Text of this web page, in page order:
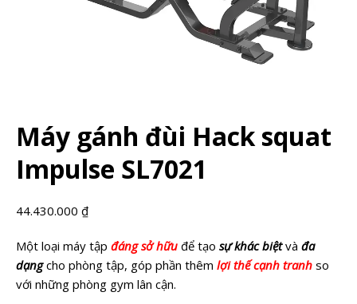
Máy gánh đùi Hack squat
Impulse SL7021
44.430.000 ₫
Một loại máy tập đáng sở hữu để tạo sự khác biệtvà đa
dạng cho phòng tập, góp phần thêm lợi thế cạnh tranh so
với những phòng gym lân cận.